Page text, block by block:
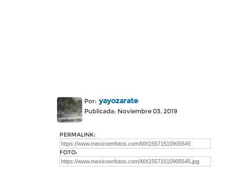
Por: yayozarate
Publicada: Noviembre 03, 2019
PERMALINK:
FOTO: